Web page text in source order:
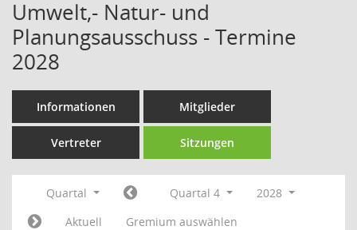
Umwelt,- Natur- und
Planungsausschuss - Termine
2028
Informationen Mitglieder
Vertreter Sitzungen
Quartal Quartal 4
2028
Aktuell
Gremium auswählen